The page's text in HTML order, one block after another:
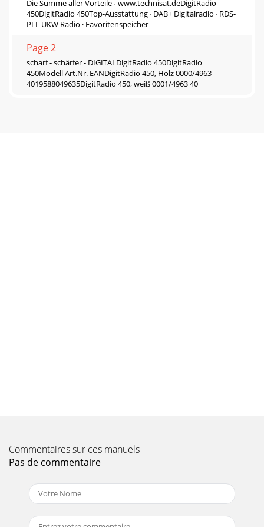
Die Summe aller Vorteile ∙ www.technisat.deDigitRadio
450DigitRadio 450Top-Ausstattung · DAB+ Digitalradio · RDS-
PLL UKW Radio · Favoritenspeicher
Page 2
scharf - schärfer - DIGITALDigitRadio 450DigitRadio
450Modell Art.Nr. EANDigitRadio 450, Holz 0000/4963
4019588049635DigitRadio 450, weiß 0001/4963 40
Commentaires sur ces manuels
Pas de commentaire